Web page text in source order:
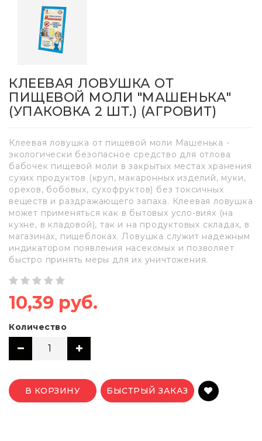
КЛЕЕВАЯ ЛОВУШКА ОТ
ПИЩЕВОЙ МОЛИ "МАШЕНЬКА"
(УПАКОВКА 2 ШТ.) (АГРОВИТ)
Клеевая ловушка от пищевой моли Машенька -
экологически безопасное средство для отлова
бабочек пищевой моли в закрытых местах хранения
сухих продуктов (круп, макаронных изделий, муки,
орехов, бобовых, сухофруктов) без токсичных
веществ и раздражающего запаха. Клеевая ловушка
может применяться как в бытовых усло-виях (на
кухне, в кладовой), так и на продуктовых складах, в
магазинах, пищеблоках. Ловушка служит надежным
индикатором появления насекомых и позволяет
быстро принять меры для их уничтожения.
10,39 руб.
Количество
В КОРЗИНУ БЫСТРЫЙ ЗАКАЗ